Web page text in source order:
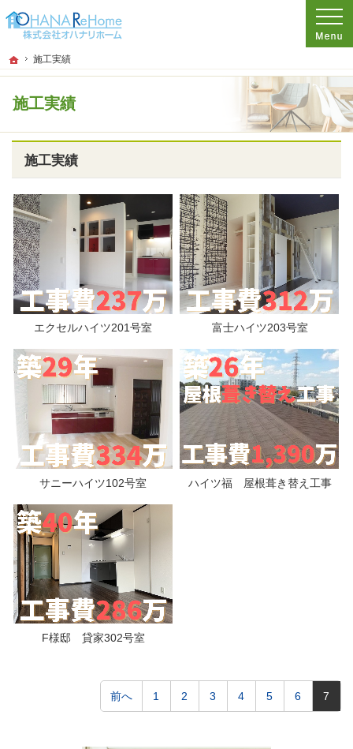
ホーム
施工実績
施工実績
プロの目線からご提案。神奈川県茅ケ崎市のリフォーム・新築戸建てを手がける
リフォーム、注文新築住宅をお考えなら神奈川県茅ケ崎市の工務店【オハナハウ
施工実績
エクセルハイツ201号室 富士ハイツ203号室
サニーハイツ102号室 ハイツ福 屋根葺き替え工事
F様邸 貸家302号室
前へ 1 2 3 4 5 6 7